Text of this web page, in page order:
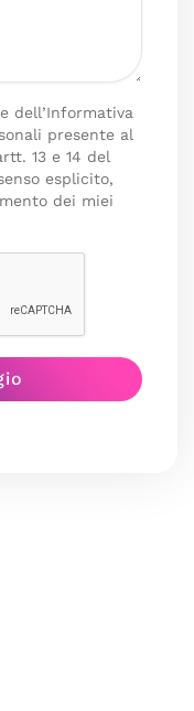
dell’Informativa
presente al
13 e 14 del
esplicito,
dei miei